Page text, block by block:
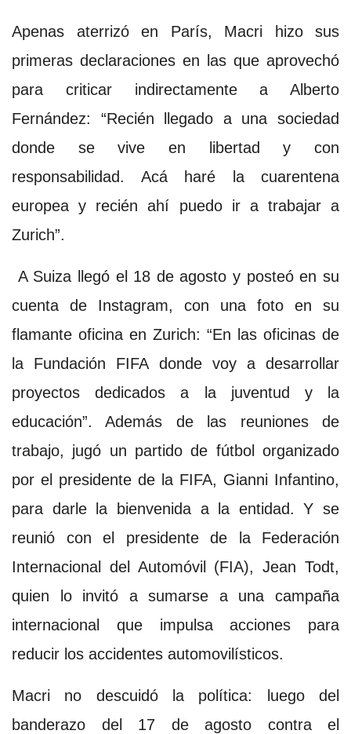
Apenas aterrizó en París, Macri hizo sus
primeras declaraciones en las que aprovechó
para criticar indirectamente a Alberto
Fernández: “Recién llegado a una sociedad
donde se vive en libertad y con
responsabilidad. Acá haré la cuarentena
europea y recién ahí puedo ir a trabajar a
Zurich”.
A Suiza llegó el 18 de agosto y posteó en su
cuenta de Instagram, con una foto en su
flamante oficina en Zurich: “En las oficinas de
la Fundación FIFA donde voy a desarrollar
proyectos dedicados a la juventud y la
educación”. Además de las reuniones de
trabajo, jugó un partido de fútbol organizado
por el presidente de la FIFA, Gianni Infantino,
para darle la bienvenida a la entidad. Y se
reunió con el presidente de la Federación
Internacional del Automóvil (FIA), Jean Todt,
quien lo invitó a sumarse a una campaña
internacional que impulsa acciones para
reducir los accidentes automovilísticos.
Macri no descuidó la política: luego del
banderazo del 17 de agosto contra el